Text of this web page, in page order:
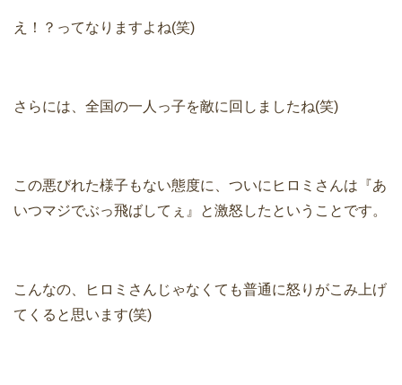
え！？ってなりますよね(笑)
さらには、全国の一人っ子を敵に回しましたね(笑)
この悪びれた様子もない態度に、ついにヒロミさんは『あ
いつマジでぶっ飛ばしてぇ』と激怒したということです。
こんなの、ヒロミさんじゃなくても普通に怒りがこみ上げ
てくると思います(笑)